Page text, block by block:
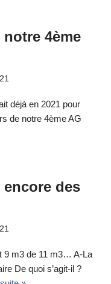
notre 4ème
déjà en 2021 pour
de notre 4ème AG
encore des
9 m3 de 11 m3… A-La
De quoi s’agit-il ?